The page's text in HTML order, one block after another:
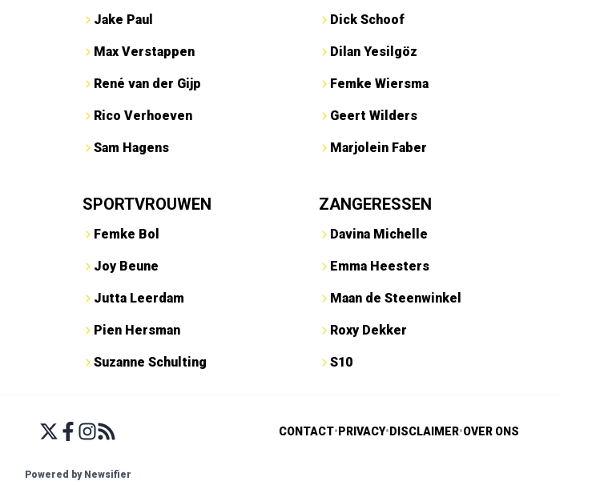
Jake Paul
Max Verstappen
René van der Gijp
Rico Verhoeven
Sam Hagens
Dick Schoof
Dilan Yesilgöz
Femke Wiersma
Geert Wilders
Marjolein Faber
SPORTVROUWEN
Femke Bol
Joy Beune
Jutta Leerdam
Pien Hersman
Suzanne Schulting
ZANGERESSEN
Davina Michelle
Emma Heesters
Maan de Steenwinkel
Roxy Dekker
S10
CONTACT• PRIVACY• DISCLAIMER•OVER ONS
Powered by Newsifier